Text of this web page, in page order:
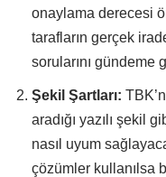
onaylama derecesi
tarafların gerçek
sorularını gündeme
Şekil Şartları:
aradığı yazılı şekil
nasıl uyum
çözümler kullanılsa